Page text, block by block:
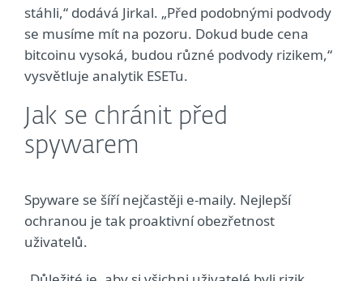
stáhli,“ dodává Jirkal. „Před podobnými podvody
se musíme mít na pozoru. Dokud bude cena
bitcoinu vysoká, budou různé podvody rizikem,“
vysvětluje analytik ESETu.
Jak se chránit před
spywarem
Spyware se šíří nejčastěji e-maily. Nejlepší
ochranou je tak proaktivní obezřetnost
uživatelů.